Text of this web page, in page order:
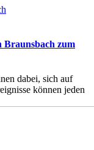
Braunsbach zum
dabei, sich auf
können jeden